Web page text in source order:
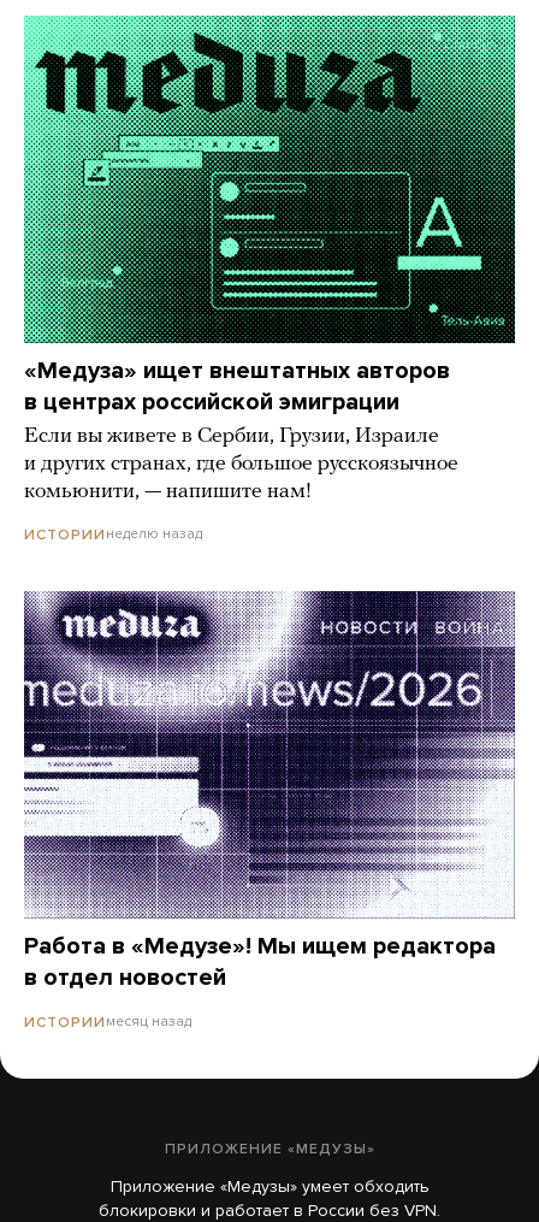
«Медуза» ищет внештатных авторов
в центрах российской эмиграции
Если вы живете в Сербии, Грузии, Израиле
и других странах, где большое русскоязычное
комьюнити, — напишите нам!
ИСТОРИИ неделю назад
Работа в «Медузе»! Мы ищем редактора
в отдел новостей
ИСТОРИИ месяц назад
ПРИЛОЖЕНИЕ «МЕДУЗЫ»
Приложение «Медузы» умеет обходить
блокировки и работает в России без VPN.